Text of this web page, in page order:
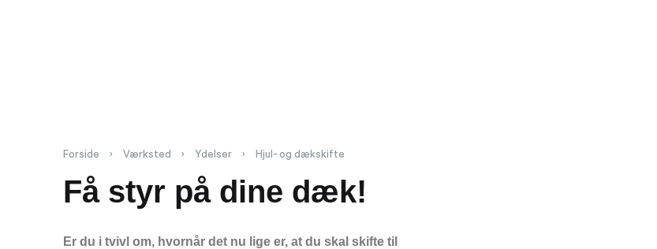
Forside › Værksted › Ydelser › Hjul- og dækskifte
Få styr på dine dæk!
Er du i tvivl om, hvornår det nu lige er, at du skal skifte til